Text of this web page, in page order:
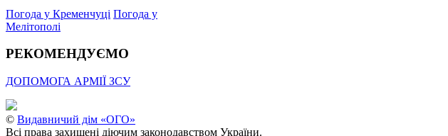
Погода у Кременчуці Погода у
Мелітополі
РЕКОМЕНДУЄМО
ДОПОМОГА АРМІЇ ЗСУ
© Видавничий дім «ОГО»
Всі права захищені діючим законодавством України.